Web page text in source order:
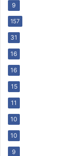
9
157
31
16
16
15
11
10
10
9